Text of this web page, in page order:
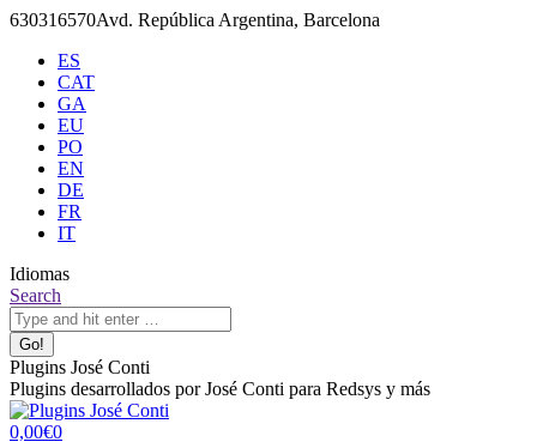
Skip
content
630316570Avd. República Argentina, Barcelona
ES
CAT
GA
EU
PO
EN
DE
FR
IT
Idiomas
X
page
opens
in
new
window
Github
page
opens
in
new
window
Search:
Search
Plugins José Conti
Plugins desarrollados por José Conti para Redsys y más
0,00€0